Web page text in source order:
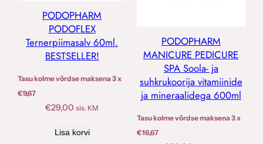
PODOPHARM
PODOFLEX
Ternerpiimasalv 60ml.
BESTSELLER!
Tasu kolme võrdse maksena 3 x
€9,67
€29,00 sis. KM
Lisa korvi
PODOPHARM
MANICURE PEDICURE
SPA Soola- ja
suhkrukoorija vitamiinide
ja mineraalidega 600ml
Tasu kolme võrdse maksena 3 x
€16,67